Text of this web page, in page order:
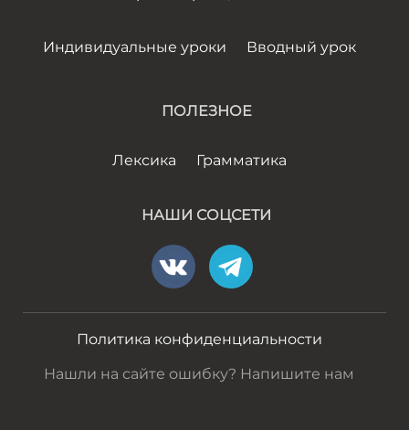
Индивидуальные уроки Вводный урок
ПОЛЕЗНОЕ
Лексика Грамматика
НАШИ СОЦСЕТИ
Политика конфиденциальности
Нашли на сайте ошибку? Напишите нам